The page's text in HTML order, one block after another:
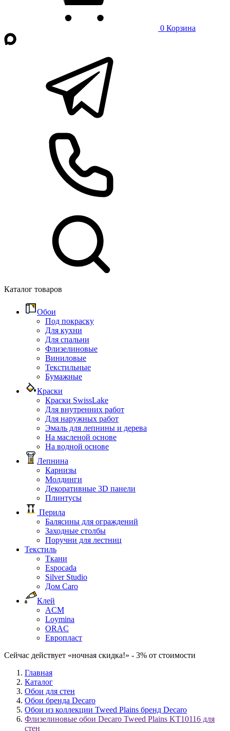
0 Корзина
Каталог товаров
Обои
Под покраску
Для кухни
Для спальни
Флизелиновые
Виниловые
Текстильные
Бумажные
Краски
Краски SwissLake
Для внутренних работ
Для наружных работ
Эмаль для лепнины и дерева
На масленой основе
На водной основе
Лепнина
Карнизы
Молдинги
Декоративные 3D панели
Плинтусы
Перила
Балясины для ограждений
Заходные столбы
Поручни для лестниц
Текстиль
Ткани
Espocada
Silver Studio
Дом Caro
Клей
ACM
Loymina
ORAC
Европласт
Сейчас действует «ночная скидка!» - 3% от стоимости
Главная
Каталог
Обои для стен
Обои бренда Decaro
Обои из коллекции Tweed Plains бренд Decaro
Флизелиновые обои Decaro Tweed Plains KT10116 для
стен